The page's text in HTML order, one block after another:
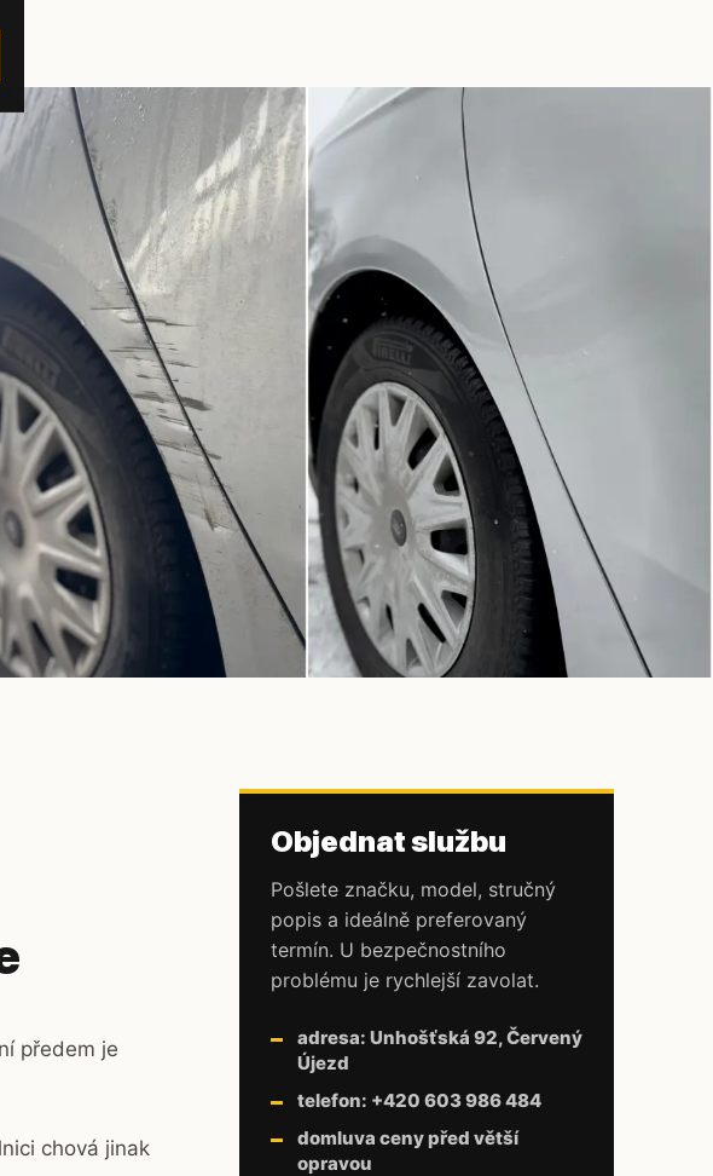
předem je
chová jinak
Objednat službu
Pošlete značku, model, stručný
popis a ideálně preferovaný
termín. U bezpečnostního
problému je rychlejší zavolat.
adresa: Unhošťská 92, Červený
Újezd
telefon: +420 603 986 484
domluva ceny před větší
opravou